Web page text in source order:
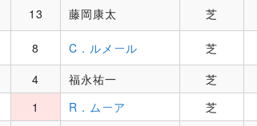
13 藤岡康太 芝
8 C．ルメール 芝
4 福永祐一 芝
1 R．ムーア 芝